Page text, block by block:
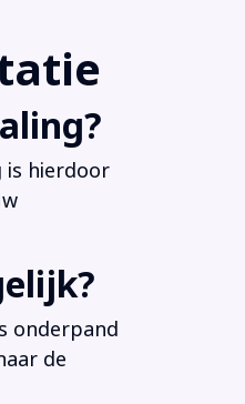
is hierdoor
onderpand
de